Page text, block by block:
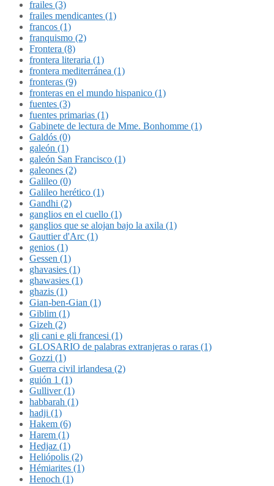
frailes (3)
frailes mendicantes (1)
francos (1)
franquismo (2)
Frontera (8)
frontera literaria (1)
frontera mediterránea (1)
fronteras (9)
fronteras en el mundo hispanico (1)
fuentes (3)
fuentes primarias (1)
Gabinete de lectura de Mme. Bonhomme (1)
Galdós (0)
galeón (1)
galeón San Francisco (1)
galeones (2)
Galileo (0)
Galileo herético (1)
Gandhi (2)
ganglios en el cuello (1)
ganglios que se alojan bajo la axila (1)
Gauttier d'Arc (1)
genios (1)
Gessen (1)
ghavasies (1)
ghawasies (1)
ghazis (1)
Gian-ben-Gian (1)
Giblim (1)
Gizeh (2)
gli cani e gli francesi (1)
GLOSARIO de palabras extranjeras o raras (1)
Gozzi (1)
Guerra civil irlandesa (2)
guión 1 (1)
Gulliver (1)
habbarah (1)
hadji (1)
Hakem (6)
Harem (1)
Hedjaz (1)
Heliópolis (2)
Hémiarites (1)
Henoch (1)